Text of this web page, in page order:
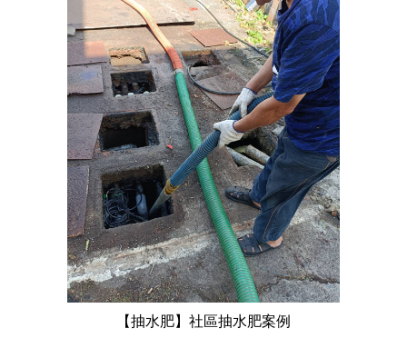
【抽水肥】社區抽水肥案例